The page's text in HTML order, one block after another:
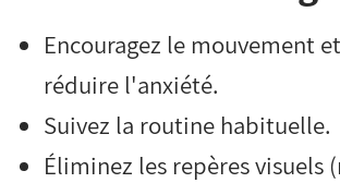
Encouragez le mouvement
réduire l'anxiété.
Suivez la routine habituelle.
Éliminez les repères visuels